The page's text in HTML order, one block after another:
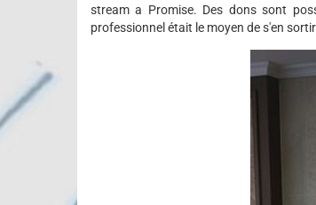
stream a Promise. Des dons sont
professionnel était le moyen de s'en